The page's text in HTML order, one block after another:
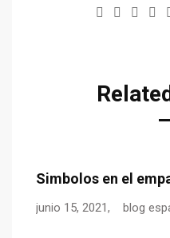
Simbolos en el
junio 15, 2021, blog